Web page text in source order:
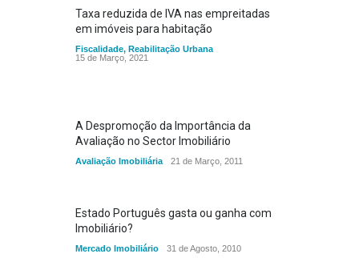
Taxa reduzida de IVA nas empreitadas
em imóveis para habitação
Fiscalidade, Reabilitação Urbana
15 de Março, 2021
A Despromoção da Importância da
Avaliação no Sector Imobiliário
Avaliação Imobiliária 21 de Março, 2011
Estado Português gasta ou ganha com
Imobiliário?
Mercado Imobiliário 31 de Agosto, 2010